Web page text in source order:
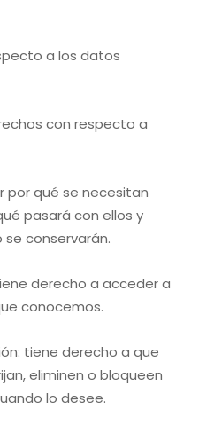
a los datos
con respecto a
por qué se necesitan
pasará con ellos y
conservarán.
derecho a acceder a
conocemos.
tiene derecho a que
eliminen o bloqueen
lo desee.